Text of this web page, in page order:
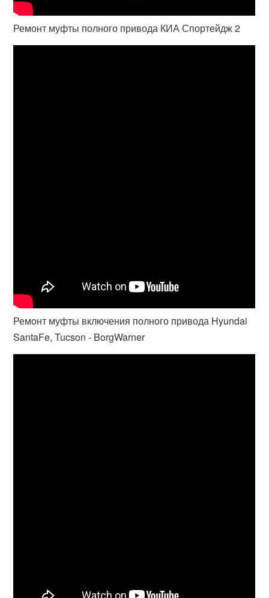
Ремонт муфты полного привода КИА Спортейдж 2
Ремонт муфты включения полного привода Hyundai
SantaFe, Tucson - BorgWarner